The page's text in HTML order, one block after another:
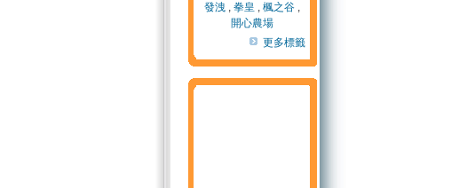
發洩 , 拳皇 , 楓之谷 ,
開心農場
更多標籤